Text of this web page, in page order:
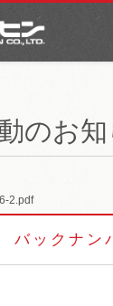
のお
2.pdf
バックナン